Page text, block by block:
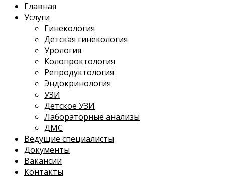
Главная
Услуги
Гинекология
Детская гинекология
Урология
Колопроктология
Репродуктология
Эндокринология
УЗИ
Детское УЗИ
Лабораторные анализы
ДМС
Ведущие специалисты
Документы
Вакансии
Контакты